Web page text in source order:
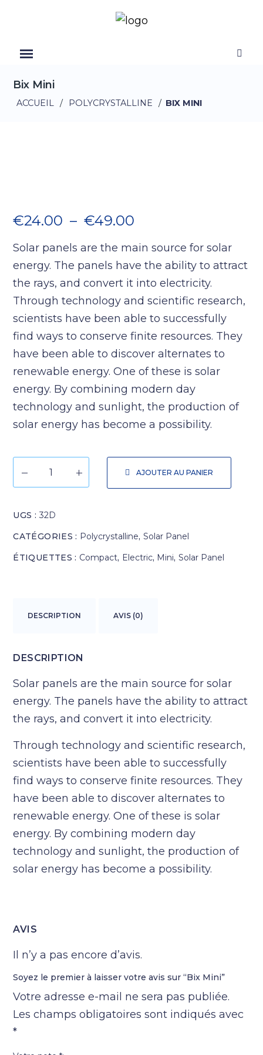
Bix Mini
ACCUEIL / POLYCRYSTALLINE / BIX MINI
€24.00 – €49.00
Solar panels are the main source for solar
energy. The panels have the ability to attract
the rays, and convert it into electricity.
Through technology and scientific research,
scientists have been able to successfully
find ways to conserve finite resources. They
have been able to discover alternates to
renewable energy. One of these is solar
energy. By combining modern day
technology and sunlight, the production of
solar energy has become a possibility.
AJOUTER AU PANIER
UGS :32D
CATÉGORIES : Polycrystalline, Solar Panel
ÉTIQUETTES : Compact, Electric, Mini,Solar Panel
DESCRIPTION AVIS (0)
DESCRIPTION
Solar panels are the main source for solar
energy. The panels have the ability to attract
the rays, and convert it into electricity.
Through technology and scientific research,
scientists have been able to successfully
find ways to conserve finite resources. They
have been able to discover alternates to
renewable energy. One of these is solar
energy. By combining modern day
technology and sunlight, the production of
solar energy has become a possibility.
AVIS
Il n’y a pas encore d’avis.
Soyez le premier à laisser votre avis sur “Bix Mini”
Votre adresse e-mail ne sera pas publiée.
Les champs obligatoires sont indiqués avec
*